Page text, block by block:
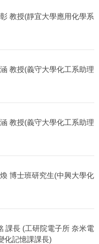
教授(靜宜大學應用化學系
教授(義守大學化工系助理
教授(義守大學化工系助理
博士班研究生(中興大學化
課長 (工研院電子所 奈米電
化記憶課課長)